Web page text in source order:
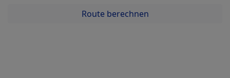
Route berechnen